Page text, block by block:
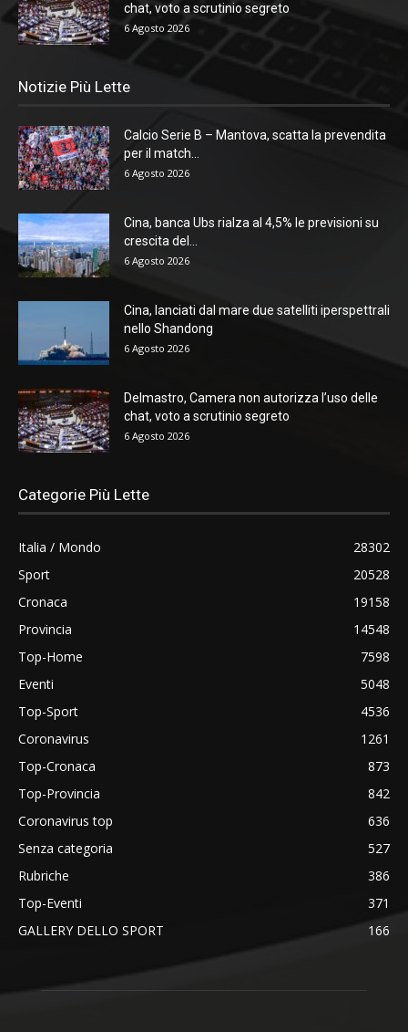
chat, voto a scrutinio segreto
6 Agosto 2026
Notizie Più Lette
Calcio Serie B – Mantova, scatta la prevendita
per il match...
6 Agosto 2026
Cina, banca Ubs rialza al 4,5% le previsioni su
crescita del...
6 Agosto 2026
Cina, lanciati dal mare due satelliti iperspettrali
nello Shandong
6 Agosto 2026
Delmastro, Camera non autorizza l’uso delle
chat, voto a scrutinio segreto
6 Agosto 2026
Categorie Più Lette
Italia / Mondo
28302
Sport
20528
Cronaca
19158
Provincia
14548
Top-Home
7598
Eventi
5048
Top-Sport
4536
Coronavirus
1261
Top-Cronaca
873
Top-Provincia
842
Coronavirus top
636
Senza categoria
527
Rubriche
386
Top-Eventi
371
GALLERY DELLO SPORT
166